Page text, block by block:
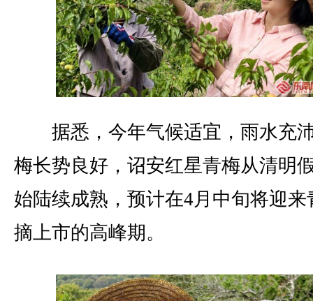
据悉，今年气候适宜，雨水充
梅长势良好，诏安红星青梅从清明
始陆续成熟，预计在4月中旬将迎来
摘上市的高峰期。